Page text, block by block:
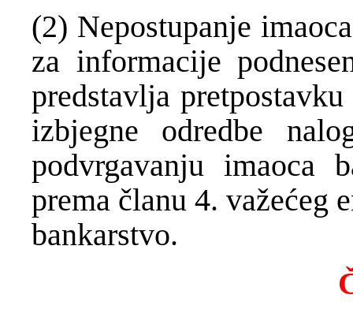
(2) Nepostupanje
za informacije
predstavlja
izbjegne odredbe
podvrgavanju imaoca
prema članu 4. važećeg
bankarstvo.